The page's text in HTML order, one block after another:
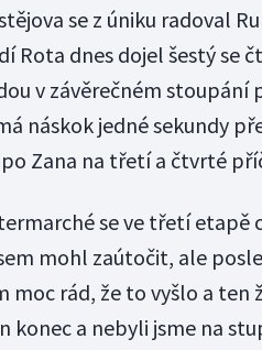
se z úniku radoval
Rota dnes dojel šestý se
v závěrečném stoupání
náskok jedné sekundy
Zana na třetí a čtvrté
se ve třetí
mohl zaútočit, ale
moc rád, že to vyšlo a ten
konec a nebyli jsme na